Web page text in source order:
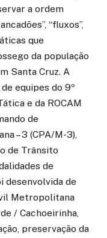
a ordem
“fluxos”,
que
da população
Santa Cruz. A
equipes do 9º
e da ROCAM
de
– 3 (CPA/M-3),
de Trânsito
de
desenvolvida de
Metropolitana
/ Cachoeirinha,
preservação da